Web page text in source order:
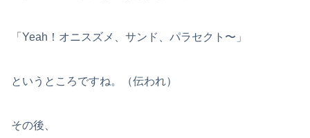
「Yeah！オニスズメ、サンド、パラセクト〜」
というところですね。（伝われ）
その後、